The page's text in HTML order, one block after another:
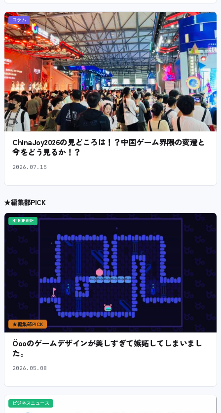
コラム
ChinaJoy2026の見どころは！？中国ゲーム界隈の変遷と
今をどう見るか！？
2026.07.15
★編集部PICK
HIGOPAGE
★編集部PICK
Öooのゲームデザインが美しすぎて嫉妬してしまいまし
た。
2026.05.08
ビジネスニュース